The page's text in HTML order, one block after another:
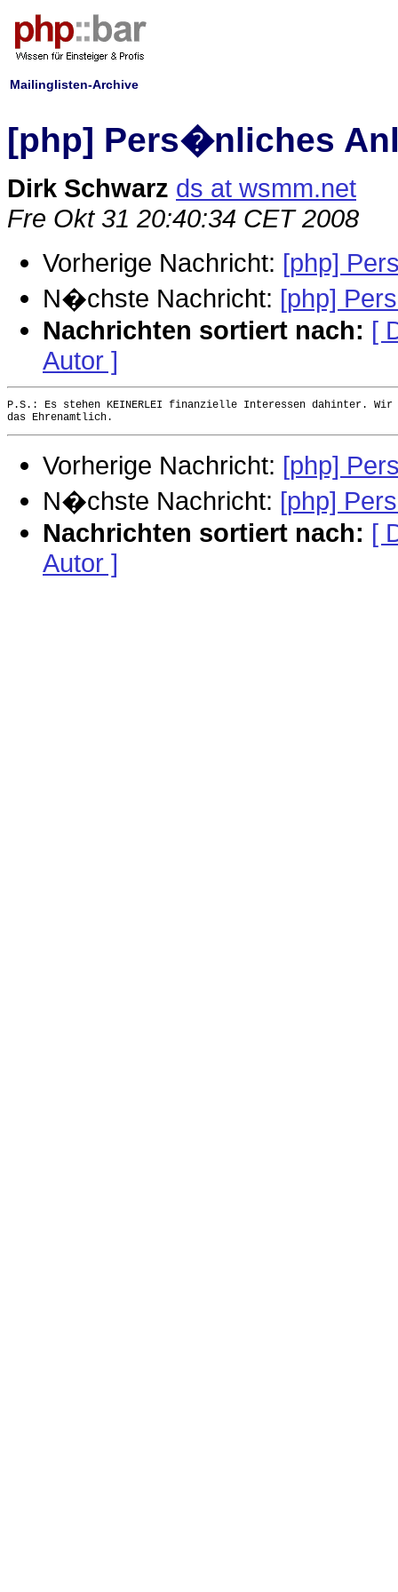
Mailinglisten-Archive
[php] Pers�nliches
Dirk Schwarz ds at wsmm.net
Fre Okt 31 20:40:34 CET 2008
Vorherige Nachricht: [php]
N�chste Nachricht: [php]
Nachrichten sortiert nach: [
Autor ]
P.S.: Es stehen KEINERLEI finanzielle Interessen dahinter. Wir
Vorherige Nachricht: [php]
N�chste Nachricht: [php]
Nachrichten sortiert nach: [
Autor ]